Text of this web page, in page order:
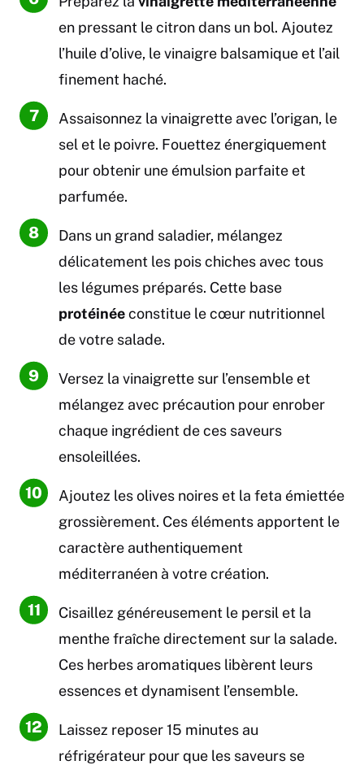
en pressant le citron dans un bol. Ajoutez
l’huile d’olive, le vinaigre balsamique et l’ail
finement haché.
Assaisonnez la vinaigrette avec l’origan, le
sel et le poivre. Fouettez énergiquement
pour obtenir une émulsion parfaite et
parfumée.
Dans un grand saladier, mélangez
délicatement les pois chiches avec tous
les légumes préparés. Cette base
protéinéeconstitue le cœur nutritionnel
de votre salade.
Versez la vinaigrette sur l’ensemble et
mélangez avec précaution pour enrober
chaque ingrédient de ces saveurs
ensoleillées.
Ajoutez les olives noires et la feta émiettée
grossièrement. Ces éléments apportent le
caractère authentiquement
méditerranéen à votre création.
Cisaillez généreusement le persil et la
menthe fraîche directement sur la salade.
Ces herbes aromatiques libèrent leurs
essences et dynamisent l’ensemble.
Laissez reposer 15 minutes au
réfrigérateur pour que les saveurs se